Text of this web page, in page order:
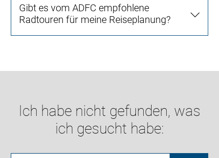
Gibt es vom ADFC empfohlene
Radtouren für meine Reiseplanung?
Ich habe nicht gefunden, was
ich gesucht habe: